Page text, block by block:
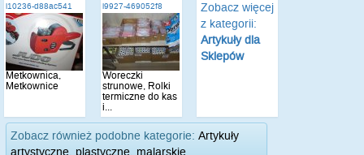
i10236-d88ac541
Metkownica,
Metkownice
i9927-469052f8
Woreczki
strunowe, Rolki
termiczne do kas
i...
Zobacz więcej
z kategorii:
Artykuły dla
Sklepów
Zobacz również podobne kategorie: Artykuły
artystyczne, plastyczne, malarskie